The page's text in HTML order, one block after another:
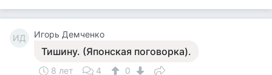
ИД Игорь Демченко
Тишину. (Японская поговорка).
8 лет 4
0